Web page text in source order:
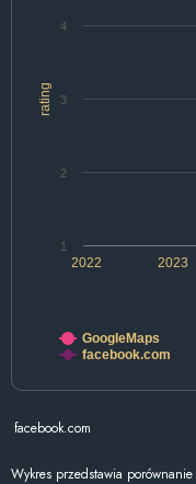
rating
2022 2023
1
2
3
4
GoogleMaps
facebook.com
facebook.com
Wykres przedstawia